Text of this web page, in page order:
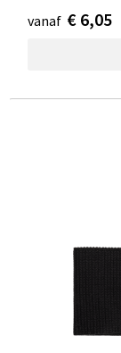
vanaf € 6,05